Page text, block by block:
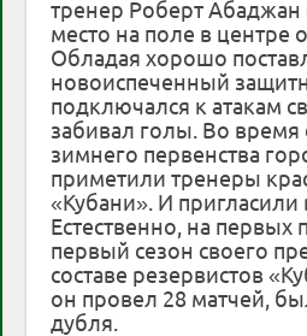
тренер Роберт
место на поле в центре
Обладая хорошо
новоиспеченный
подключался к атакам
забивал голы. Во время
зимнего первенства
приметили тренеры
«Кубани». И пригласили
Естественно, на первых
первый сезон своего
составе резервистов
он провел 28 матчей,
дубля.